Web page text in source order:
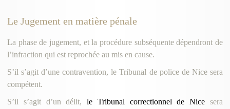
Le Jugement en matière pénale
La phase de jugement, et la procédure subséquente dépendront de
l’infraction qui est reprochée au mis en cause.
S’il s’agit d’une contravention, le Tribunal de police de Nice sera
compétent.
S’il s’agit d’un délit,le Tribunal correctionnel de Nice sera